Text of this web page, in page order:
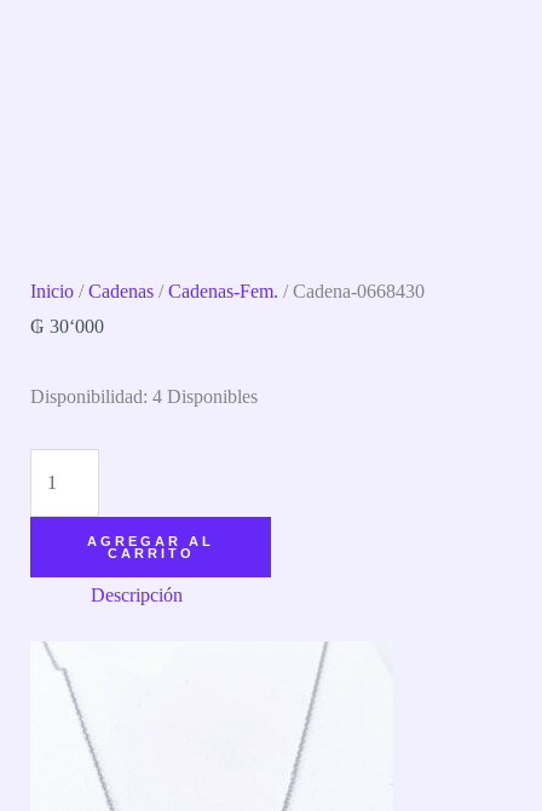
Inicio /Cadenas /Cadenas-Fem. / Cadena-0668430
₲ 30‘000
Disponibilidad: 4 Disponibles
AGREGAR AL
CARRITO
Descripción